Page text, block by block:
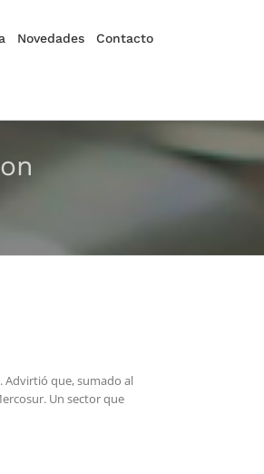
Novedades Contacto
Advirtió que, sumado al
Un sector que